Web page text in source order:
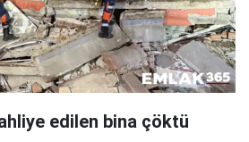
edilen bina çöktü